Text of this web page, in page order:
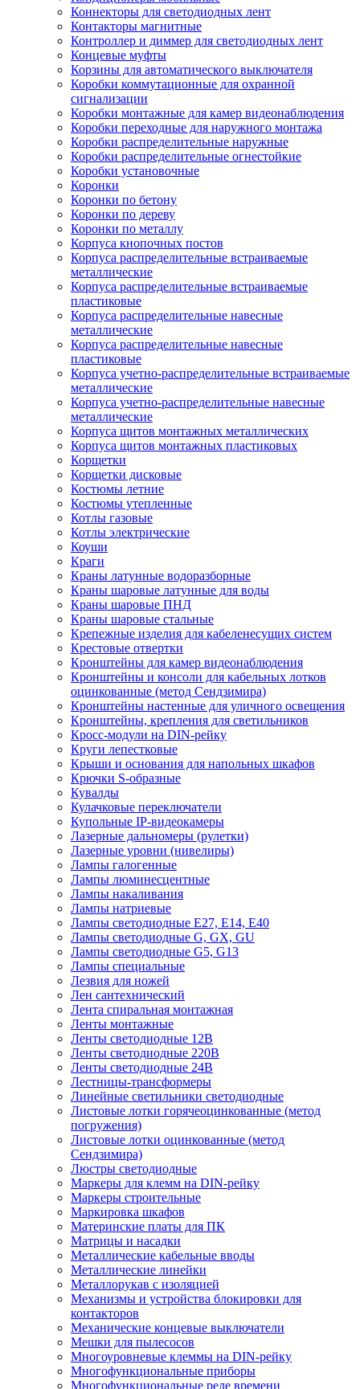
Коннекторы для светодиодных лент
Контакторы магнитные
Контроллер и диммер для светодиодных лент
Концевые муфты
Корзины для автоматического выключателя
Коробки коммутационные для охранной
сигнализации
Коробки монтажные для камер видеонаблюдения
Коробки переходные для наружного монтажа
Коробки распределительные наружные
Коробки распределительные огнестойкие
Коробки установочные
Коронки
Коронки по бетону
Коронки по дереву
Коронки по металлу
Корпуса кнопочных постов
Корпуса распределительные встраиваемые
металлические
Корпуса распределительные встраиваемые
пластиковые
Корпуса распределительные навесные
металлические
Корпуса распределительные навесные
пластиковые
Корпуса учетно-распределительные встраиваемые
металлические
Корпуса учетно-распределительные навесные
металлические
Корпуса щитов монтажных металлических
Корпуса щитов монтажных пластиковых
Корщетки
Корщетки дисковые
Костюмы летние
Костюмы утепленные
Котлы газовые
Котлы электрические
Коуши
Краги
Краны латунные водоразборные
Краны шаровые латунные для воды
Краны шаровые ПНД
Краны шаровые стальные
Крепежные изделия для кабеленесущих систем
Крестовые отвертки
Кронштейны для камер видеонаблюдения
Кронштейны и консоли для кабельных лотков
оцинкованные (метод Сендзимира)
Кронштейны настенные для уличного освещения
Кронштейны, крепления для светильников
Кросс-модули на DIN-рейку
Круги лепестковые
Крыши и основания для напольных шкафов
Крючки S-образные
Кувалды
Кулачковые переключатели
Купольные IP-видеокамеры
Лазерные дальномеры (рулетки)
Лазерные уровни (нивелиры)
Лампы галогенные
Лампы люминесцентные
Лампы накаливания
Лампы натриевые
Лампы светодиодные E27, E14, E40
Лампы светодиодные G, GX, GU
Лампы светодиодные G5, G13
Лампы специальные
Лезвия для ножей
Лен сантехнический
Лента спиральная монтажная
Ленты монтажные
Ленты светодиодные 12В
Ленты светодиодные 220В
Ленты светодиодные 24В
Лестницы-трансформеры
Линейные светильники светодиодные
Листовые лотки горячеоцинкованные (метод
погружения)
Листовые лотки оцинкованные (метод
Сендзимира)
Люстры светодиодные
Маркеры для клемм на DIN-рейку
Маркеры строительные
Маркировка шкафов
Материнские платы для ПК
Матрицы и насадки
Металлические кабельные вводы
Металлические линейки
Металлорукав с изоляцией
Механизмы и устройства блокировки для
контакторов
Механические концевые выключатели
Мешки для пылесосов
Многоуровневые клеммы на DIN-рейку
Многофункциональные приборы
Многофункциональные реле времени